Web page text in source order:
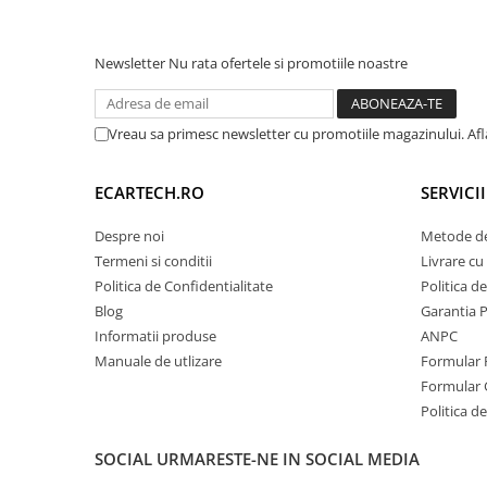
Lumini Ambientale
Testere auto
Cabluri Audio
Aspirator
Camera Endoscop
Trusa cale distributie
Echipamente service auto
Huse volan
utilizării intense a funcțiilor de Split-Screen sau
⚡Procesor:
Octa-Core 1.6 GHz
💾Memorie:4GB RAM / 64 GB ROM
Internet: Slot SIM 4G LTE inclus
Newsletter Nu rata ofertele si promotiile noastre
Vreau sa primesc newsletter cu promotiile magazinului.
ECARTECH.RO
Despre noi
Termeni si conditii
Politica de Confidentialitate
Blog
Informatii produse
Manuale de utlizare
Metode
Livrare
Politica
Garantia
ANPC
Formular
Formular
Politica
SOCIAL URMARESTE-NE IN SOCIAL MEDIA